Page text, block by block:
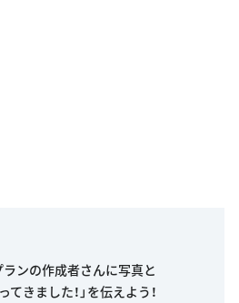
ンの作成者さんに写真と
てきました！」を伝えよう！